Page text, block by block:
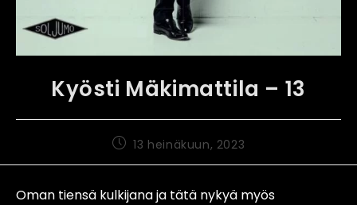
Kyösti Mäkimattila – 13
13 heinäkuun, 2023
Oman tiensä kulkijana ja tätä nykyä myös